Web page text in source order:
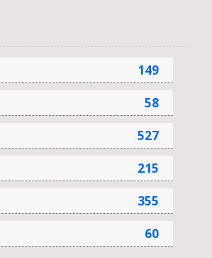
149
58
527
215
355
60